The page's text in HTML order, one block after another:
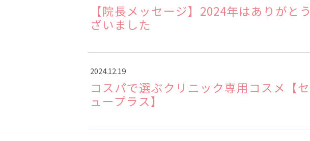
【院長メッセージ】2024年はありがと
ざいました
2024.12.19
コスパで選ぶクリニック専用コスメ【
ュープラス】